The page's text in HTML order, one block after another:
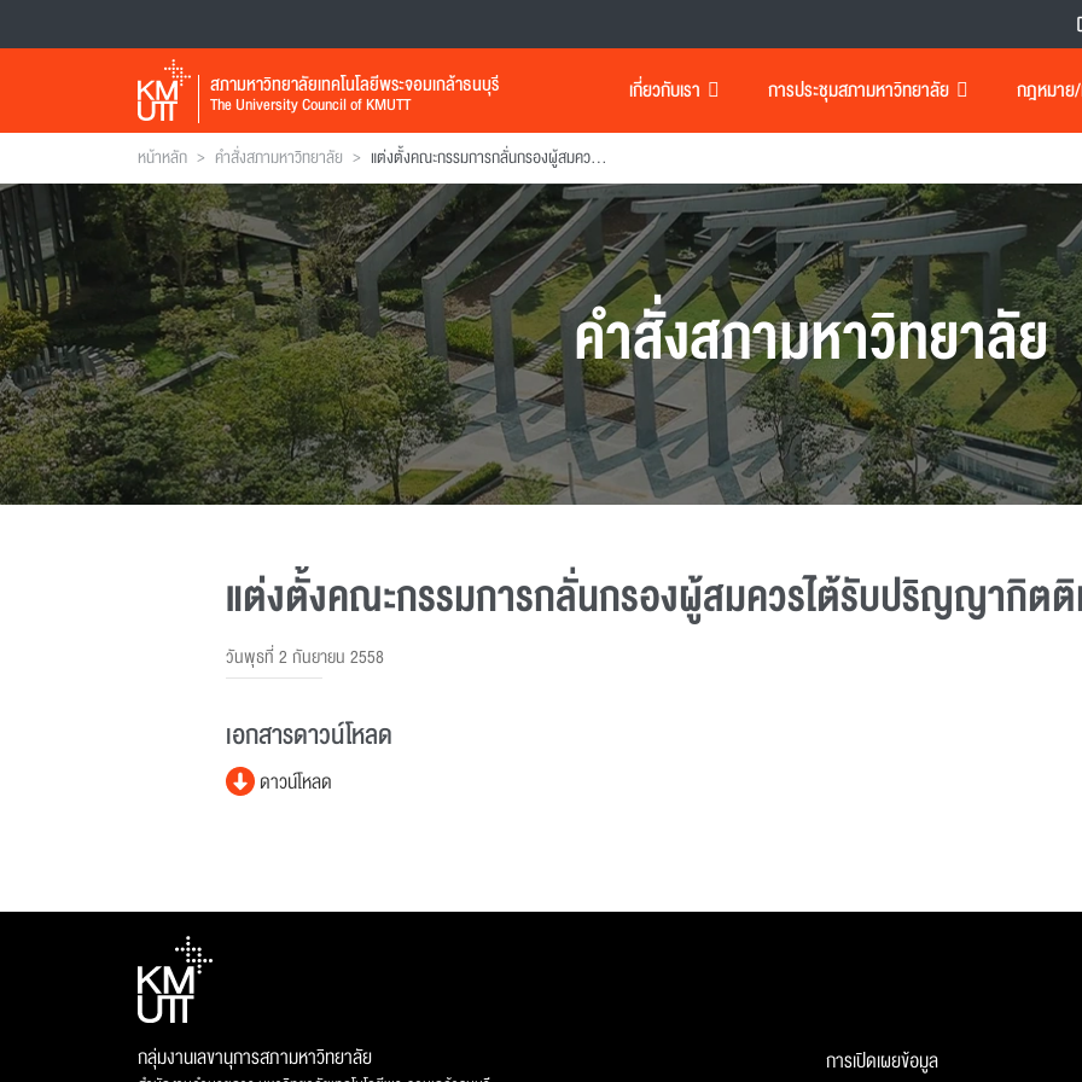
สภามหาวิทยาลัยเทคโนโลยีพระจอมเกล้าธนบุรี
The University Council of KMUTT เกี่ยวกับเรา การประชุมสภามหาวิทยาลัย กฎหมาย/
หน้าหลัก > คำสั่งสภามหาวิทยาลัย > แต่งตั้งคณะกรรมการกลั่นกรองผู้สมควรไต้รับปริญญากิตติมศักด
คำสั่งสภามหาวิทยาลัย
แต่งตั้งคณะกรรมการกลั่นกรองผู้สมควรไต้รับปริญญากิต
วันพุธที่ 2 กันยายน 2558
เอกสารดาวน์โหลด
ดาวน์โหลด
กลุ่มงานเลขานุการสภามหาวิทยาลัย การเปิดเผยข้อมูล